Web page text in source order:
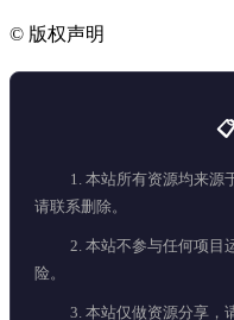
© 版权声明
1. 本站所有资源均来源
请联系删除。
2. 本站不参与任何项目
险。
3. 本站仅做资源分享，